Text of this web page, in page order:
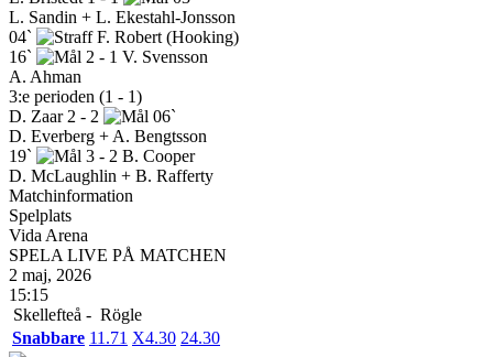
L. Sandin + L. Ekestahl-Jonsson
04`
F. Robert (Hooking)
16`
2 - 1 V. Svensson
A. Ahman
3:e perioden (1 - 1)
D. Zaar 2 - 2
06`
D. Everberg + A. Bengtsson
19`
3 - 2 B. Cooper
D. McLaughlin + B. Rafferty
Matchinformation
Spelplats
Vida Arena
SPELA LIVE PÅ MATCHEN
2 maj, 2026
15:15
Skellefteå - Rögle
Snabbare 11.71 X4.30 24.30